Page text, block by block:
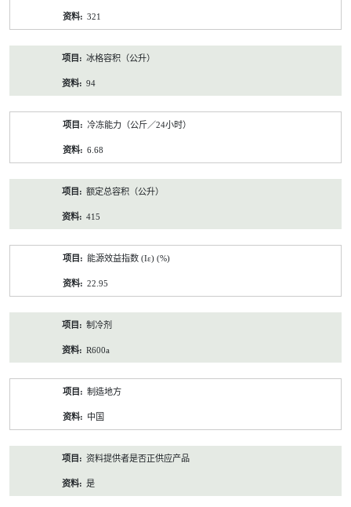
321
冰格容积（公升）
94
冷冻能力（公斤／24小时）
6.68
额定总容积（公升）
415
能源效益指数 (Iε) (%)
22.95
制冷剂
R600a
制造地方
中国
资料提供者是否正供应产品
是